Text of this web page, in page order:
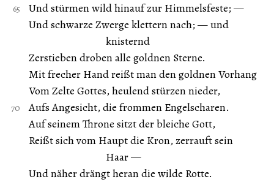
Und stürmen wild hinauf zur Himmelsfeste; —
Und schwarze Zwerge klettern nach; — und
knisternd
Zerstieben droben alle goldnen Sterne.
Mit frecher Hand reißt man den goldnen Vorhang
Vom Zelte Gottes, heulend stürzen nieder,
Aufs Angesicht, die frommen Engelscharen.
Auf seinem Throne sitzt der bleiche Gott,
Reißt sich vom Haupt die Kron, zerrauft sein
Haar —
Und näher drängt heran die wilde Rotte.